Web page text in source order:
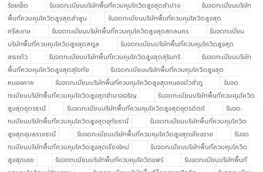
ร้อยเอ็ด
รับจดทะเบียนบริษัทพื้นที่ควบคุมโควิดสูงสุดลำปาง
รับจดทะเบียนบริษัท
พื้นที่ควบคุมโควิดสูงสุดลำพูน
รับจดทะเบียนบริษัทพื้นที่ควบคุมโควิดสูงสุด
ศรีสะเกษ
รับจดทะเบียนบริษัทพื้นที่ควบคุมโควิดสูงสุดสกลนคร
รับจดทะเบียน
บริษัทพื้นที่ควบคุมโควิดสูงสุดสตูล
รับจดทะเบียนบริษัทพื้นที่ควบคุมโควิดสูงสุด
สระแก้ว
รับจดทะเบียนบริษัทพื้นที่ควบคุมโควิดสูงสุดสุรินทร์
รับจดทะเบียนบริษัท
พื้นที่ควบคุมโควิดสูงสุดสุโขทัย
รับจดทะเบียนบริษัทพื้นที่ควบคุมโควิดสูงสุด
หนองคาย
รับจดทะเบียนบริษัทพื้นที่ควบคุมโควิดสูงสุดหนองบัวลำภู
รับจด
ทะเบียนบริษัทพื้นที่ควบคุมโควิดสูงสุดอำนาจเจริญ
รับจดทะเบียนบริษัทพื้นที่ควบคุมโควิด
สูงสุดอุดรธานี
รับจดทะเบียนบริษัทพื้นที่ควบคุมโควิดสูงสุดอุตรดิตถ์
รับจด
ทะเบียนบริษัทพื้นที่ควบคุมโควิดสูงสุดอุทัยธานี
รับจดทะเบียนบริษัทพื้นที่ควบคุมโควิด
สูงสุดอุบลราชธานี
รับจดทะเบียนบริษัทพื้นที่ควบคุมโควิดสูงสุดเชียงราย
รับจด
ทะเบียนบริษัทพื้นที่ควบคุมโควิดสูงสุดเชียงใหม่
รับจดทะเบียนบริษัทพื้นที่ควบคุมโควิด
สูงสุดเลย
รับจดทะเบียนบริษัทพื้นที่ควบคุมโควิดแพร่
รับจดทะเบียนบริษัทพื้นที่